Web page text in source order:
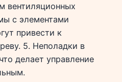
вентиляционных
с элементами
привести к
5. Неполадки в
делает управление